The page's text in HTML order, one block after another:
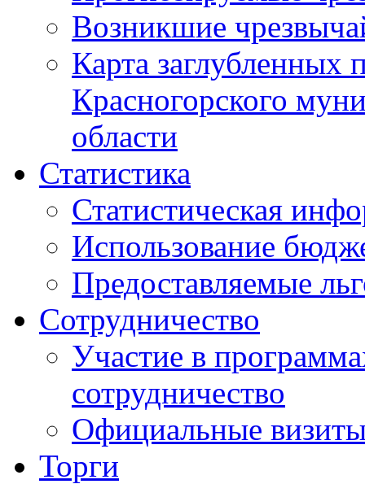
Возникшие
Карта
Красногорского
области
Статистика
Статистическая
Использование
Предоставляемые
Сотрудничество
Участие в
сотрудничество
Официальные
Торги